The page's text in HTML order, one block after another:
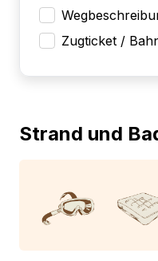
Zugticket /
Strand und